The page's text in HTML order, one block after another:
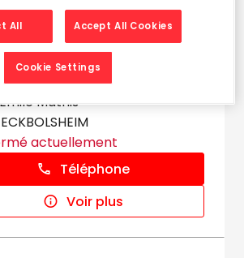
STRASS
Mathis
actuellement
Téléphone
Voir plus
All Accept All Cookies
Cookie Settings